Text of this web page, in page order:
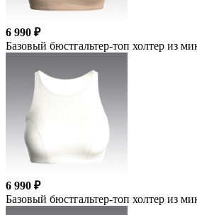
6 990 ₽
Базовый бюстгальтер-топ холтер из
6 990 ₽
Базовый бюстгальтер-топ холтер из